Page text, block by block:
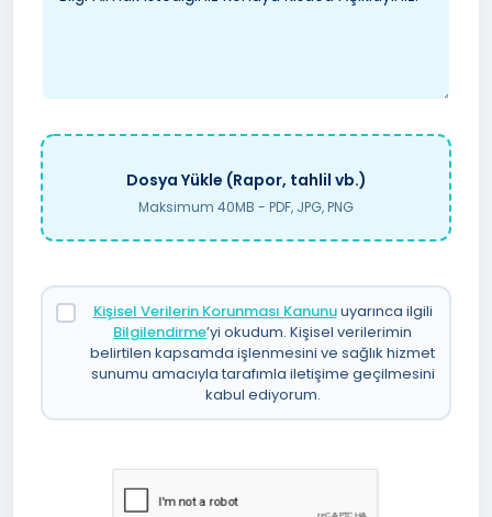
Dosya Yükle (Rapor, tahlil vb.)
Maksimum 40MB - PDF, JPG, PNG
Kişisel Verilerin Korunması Kanunuuyarınca ilgili
Bilgilendirme’yi okudum. Kişisel verilerimin
belirtilen kapsamda işlenmesini ve sağlık hizmet
sunumu amacıyla tarafımla iletişime geçilmesini
kabul ediyorum.